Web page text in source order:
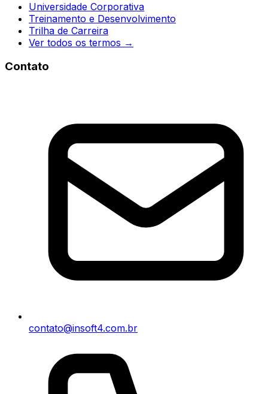
Universidade Corporativa
Treinamento e Desenvolvimento
Trilha de Carreira
Ver todos os termos →
Contato
contato@insoft4.com.br